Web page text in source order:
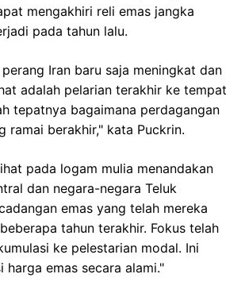
mengakhiri reli emas jangka
pada tahun lalu.
Iran baru saja meningkat dan
adalah pelarian terakhir ke tempat
tepatnya bagaimana perdagangan
ramai berakhir," kata Puckrin.
pada logam mulia menandakan
dan negara-negara Teluk
emas yang telah mereka
tahun terakhir. Fokus telah
ke pelestarian modal. Ini
harga emas secara alami."